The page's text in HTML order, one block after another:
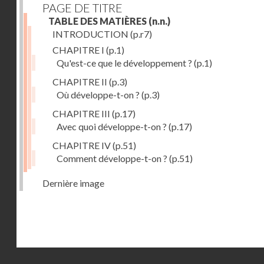
PAGE DE TITRE
TABLE DES MATIÈRES (n.n.)
INTRODUCTION (p.r7)
CHAPITRE I (p.1)
Qu'est-ce que le développement ? (p.1)
CHAPITRE II (p.3)
Où développe-t-on ? (p.3)
CHAPITRE III (p.17)
Avec quoi développe-t-on ? (p.17)
CHAPITRE IV(p.51)
Comment développe-t-on ? (p.51)
Dernière image